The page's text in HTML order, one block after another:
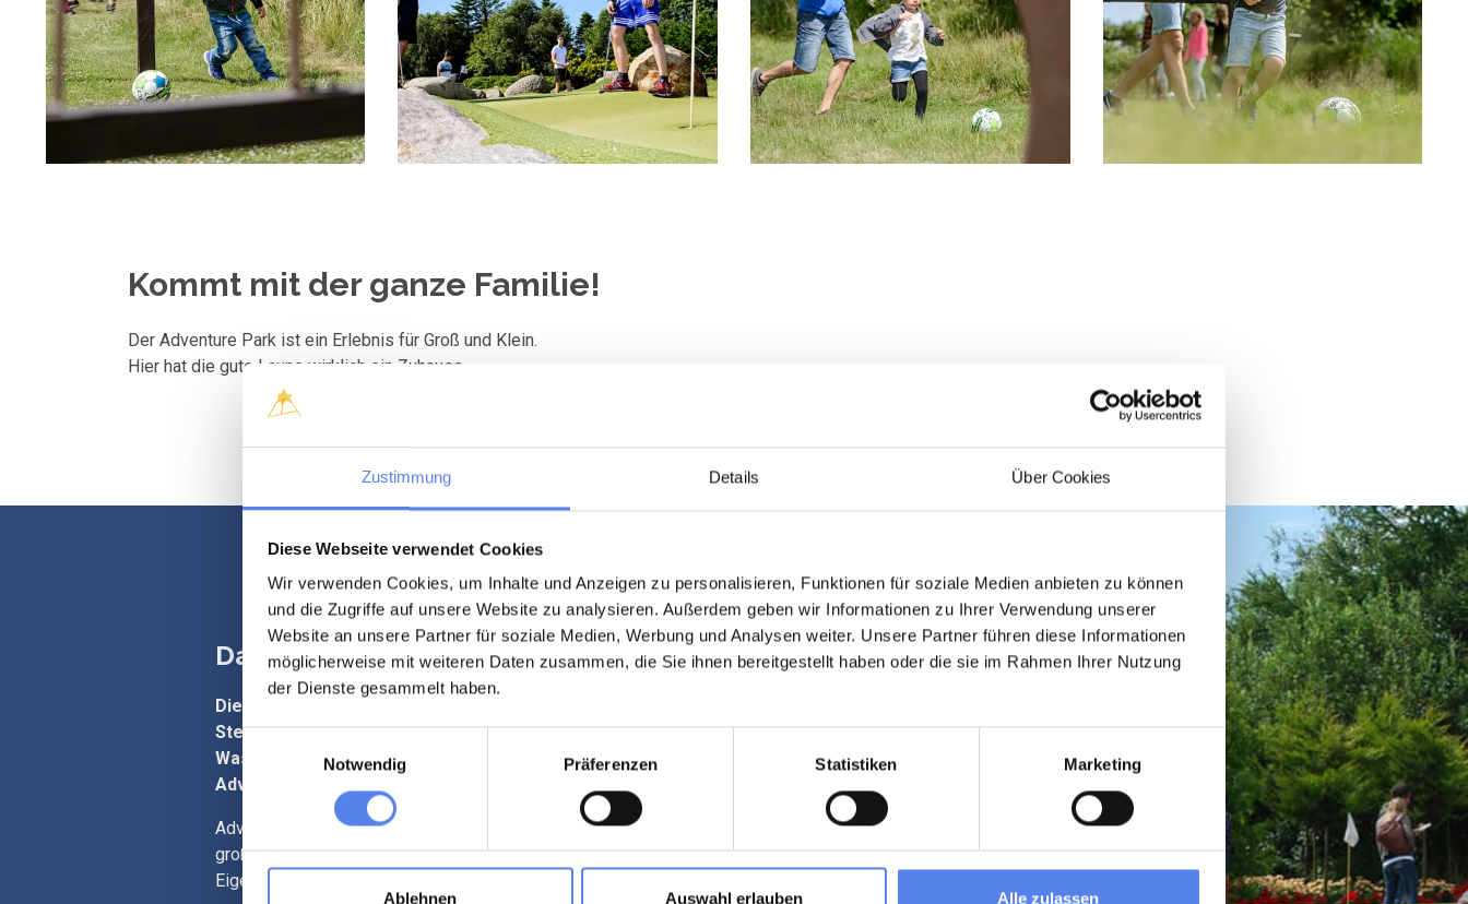
Zustimmung Details Über Cookies
Diese Webseite verwendet Cookies
Wir verwenden Cookies, um Inhalte und Anzeigen zu personalisieren, Funktionen für soziale Medien anbieten zu können
und die Zugriffe auf unsere Website zu analysieren. Außerdem geben wir Informationen zu Ihrer Verwendung unserer
Website an unsere Partner für soziale Medien, Werbung und Analysen weiter. Unsere Partner führen diese Informationen
möglicherweise mit weiteren Daten zusammen, die Sie ihnen bereitgestellt haben oder die sie im Rahmen Ihrer Nutzung
der Dienste gesammelt haben.
Einwilligungsauswahl
Notwendig
Präferenzen Statistiken Marketing
Ablehnen Auswahl erlauben Alle zulassen
Kommt mit der ganze Familie!
Der Adventure Park ist ein Erlebnis für Groß und Klein.
Hier hat die gute Laune wirklich ein Zuhause.
Da ist für alle was dabei
Die schöne Adventure-Golfanlage mit Blumen,
Steinumrandungen, hohen Bäumen und
Wasserspielen ist die Hauptattraktion des
Adventure Parks.
Adventure Golf ist wie Minigolf, wird aber auf einer
großen Bahn mit Hindernissen und Bunkern gespielt.
Eigentlich wie "richtiges Golf im Kleinformat".